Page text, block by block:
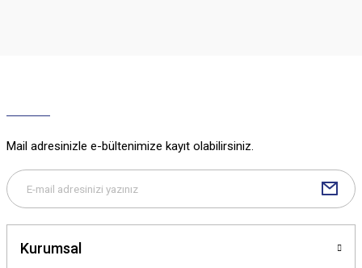
Bu ürüne benzer farklı alternatifler olmalı.
Mail adresinizle e-bültenimize kayıt olabilirsiniz.
Kurumsal